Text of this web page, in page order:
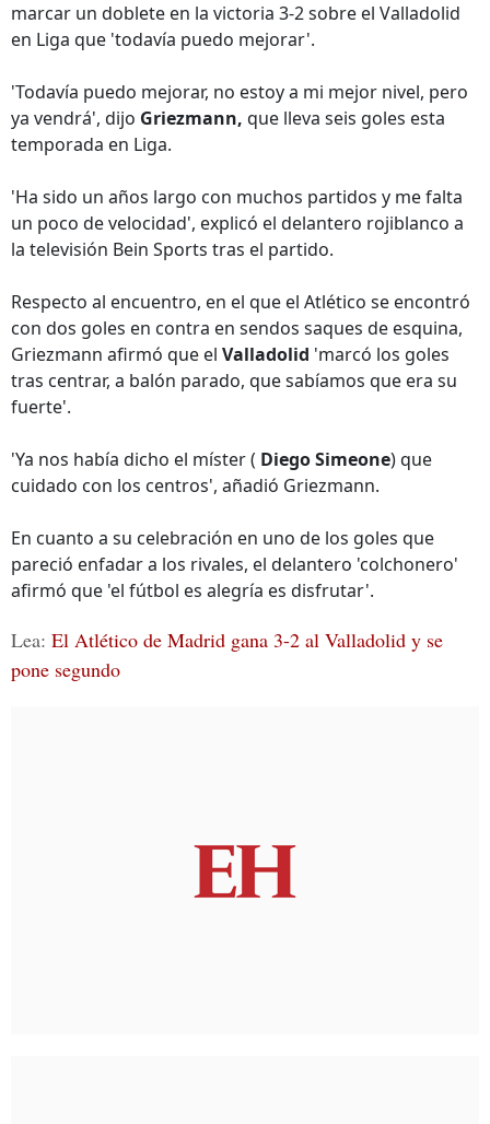
marcar un doblete en la victoria 3-2 sobre el Valladolid
en Liga que 'todavía puedo mejorar'.
'Todavía puedo mejorar, no estoy a mi mejor nivel, pero
ya vendrá', dijo Griezmann, que lleva seis goles esta
temporada en Liga.
'Ha sido un años largo con muchos partidos y me falta
un poco de velocidad', explicó el delantero rojiblanco a
la televisión Bein Sports tras el partido.
Respecto al encuentro, en el que el Atlético se encontró
con dos goles en contra en sendos saques de esquina,
Griezmann afirmó que el Valladolid 'marcó los goles
tras centrar, a balón parado, que sabíamos que era su
fuerte'.
'Ya nos había dicho el míster ( Diego Simeone) que
cuidado con los centros', añadió Griezmann.
En cuanto a su celebración en uno de los goles que
pareció enfadar a los rivales, el delantero 'colchonero'
afirmó que 'el fútbol es alegría es disfrutar'.
Lea: El Atlético de Madrid gana 3-2 al Valladolid y se
pone segundo